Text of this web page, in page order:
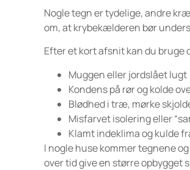
Nogle tegn er tydelige, andre
om, at krybekælderen bør
Efter et kort afsnit kan du
Muggen eller jordslået lugt
Kondens på rør og kolde
Blødhed i træ, mørke
Misfarvet isolering eller
Klamt indeklima og kulde
I nogle huse kommer tegnene
over tid give en større opbygget